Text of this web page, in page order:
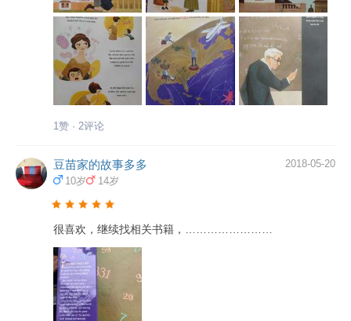
学“钓”上了。一个正整数如果除了1之外不能被比它小的正
整数整除，就叫做“质数”。例如，他出生的年份1913是质
数，他的享年83也是质数。 他17岁上大学，当大多数新生
只求功课平安及格时，厄多斯就得到生平第一个重要的数
学发现：对一个著名的定理提出一个初等的论证，证明在
任何两个自然数n≥2和2n之间，至少存在一个质数。这是
先前数学家所发展出来的质数理论，但他用更简洁的方法
绕道南美洲的麻烦。 获得博士学位以后，他继续深造，并
众不关心，其他数学家也漠视他的成果，但厄多斯从不忧
虑这些，他太专注于自己的学说，从来无暇顾及研究的最
终效益。如今，组合数学或许是数学中发展最快的，这很
大部分要归功于厄多斯的先驱领导。 怪——“一个数学家就
是一台把咖啡转化为数学定理的机器。” 在我们的印象中，
数学家的工作是极端辛苦的，他们似乎每天都埋头苦干，
1赞 · 2评论
豆苗家的故事多多
10岁 14岁
2018-05-20
很喜欢，继续找相关书籍，……………………